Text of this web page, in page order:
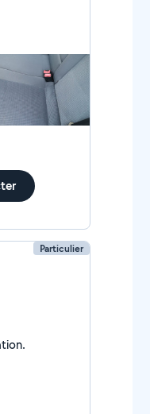
et
Particulier
présentation.